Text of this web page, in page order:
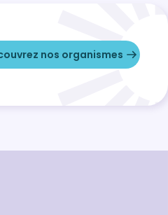
et appliquer les
sur le terrain.
nos organismes